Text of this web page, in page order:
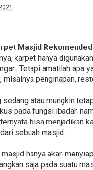
Masjid
karpet hanya
Tetapi amatilah apa
misalnya penginapan,
sedang atau mungkin
pada fungsi ibadah
bisa menjadikan
sebuah masjid.
masjid hanya akan
saja pada suatu